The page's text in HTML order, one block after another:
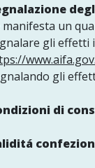
manifesta un
gli effetti
gli
di